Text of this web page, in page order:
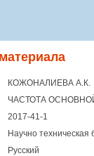
КОЖОНАЛИЕВА А.К.
ЧАСТОТА
2017-41-1
Научно техническая
Русский